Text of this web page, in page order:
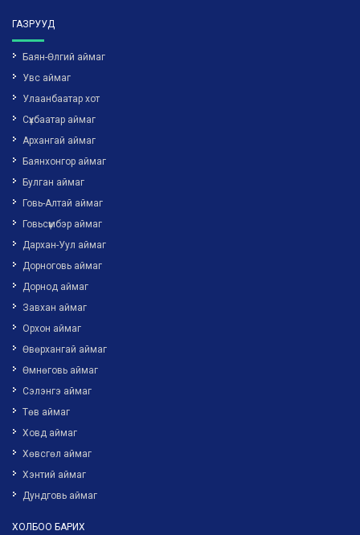
ГАЗРУУД
Баян-Өлгий аймаг
Увс аймаг
Улаанбаатар хот
Сүхбаатар аймаг
Архангай аймаг
Баянхонгор аймаг
Булган аймаг
Говь-Алтай аймаг
Говьсүмбэр аймаг
Дархан-Уул аймаг
Дорноговь аймаг
Дорнод аймаг
Завхан аймаг
Орхон аймаг
Өвөрхангай аймаг
Өмнөговь аймаг
Сэлэнгэ аймаг
Төв аймаг
Ховд аймаг
Хөвсгөл аймаг
Хэнтий аймаг
Дундговь аймаг
ХОЛБОО БАРИХ